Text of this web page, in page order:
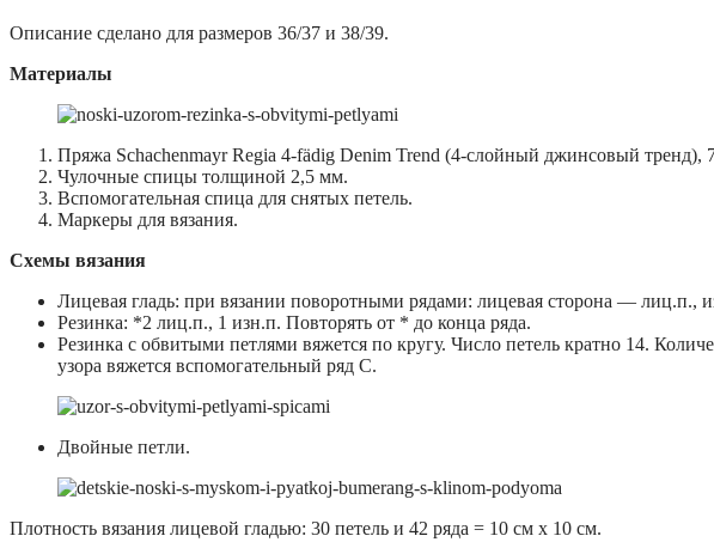
Описание сделано для размеров 36/37 и 38/39.
Материалы
Пряжа Schachenmayr Regia 4-fädig Denim Trend (4-слойный джинсовый
Чулочные спицы толщиной 2,5 мм.
Вспомогательная спица для снятых петель.
Маркеры для вязания.
Схемы вязания
Лицевая гладь: при вязании поворотными рядами: лицевая сторона — лиц.п.,
Резинка: *2 лиц.п., 1 изн.п. Повторять от * до конца ряда.
Резинка с обвитыми петлями вяжется по кругу. Число петель кратно 14.
узора вяжется вспомогательный ряд С.
Двойные петли.
Плотность вязания лицевой гладью: 30 петель и 42 ряда = 10 см х 10 см.